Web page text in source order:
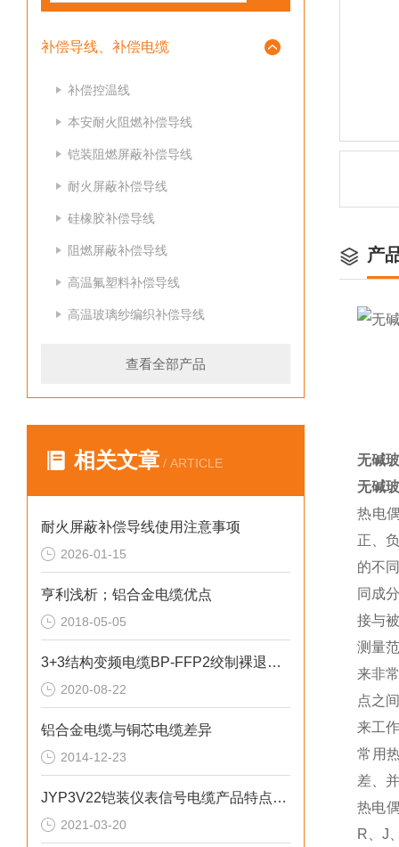
补偿导线、补偿电缆
补偿控温线
本安耐火阻燃补偿导线
铠装阻燃屏蔽补偿导线
耐火屏蔽补偿导线
硅橡胶补偿导线
阻燃屏蔽补偿导线
高温氟塑料补偿导线
高温玻璃纱编织补偿导线
查看全部产品
相关文章 / ARTICLE
耐火屏蔽补偿导线使用注意事项
2026-01-15
亨利浅析；铝合金电缆优点
2018-05-05
3+3结构变频电缆BP-FFP2绞制裸退火铜
2020-08-22
铝合金电缆与铜芯电缆差异
2014-12-23
JYP3V22铠装仪表信号电缆产品特点及用途
2021-03-20
产
无碱
无碱
热电
正、
的不
同成
接与
测量
来非
点之
来工
常用
差、
热电
R、J